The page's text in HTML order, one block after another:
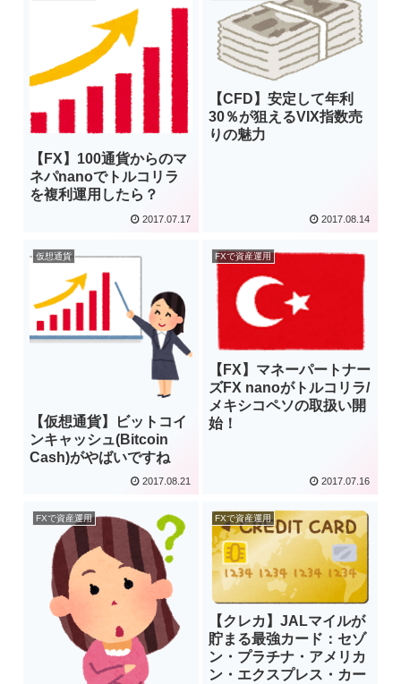
【FX】100通貨からのマ
ネパnanoでトルコリラ
を複利運用したら？
2017.07.17
【CFD】安定して年利
30％が狙えるVIX指数売
りの魅力
2017.08.14
仮想通貨
【仮想通貨】ビットコイ
ンキャッシュ(Bitcoin
Cash)がやばいですね
2017.08.21
FXで資産運用
【FX】マネーパートナー
ズFX nanoがトルコリラ/
メキシコペソの取扱い開
始！
2017.07.16
FXで資産運用 FXで資産運用
【クレカ】JALマイルが
貯まる最強カード：セゾ
ン・プラチナ・アメリカ
ン・エクスプレス・カー